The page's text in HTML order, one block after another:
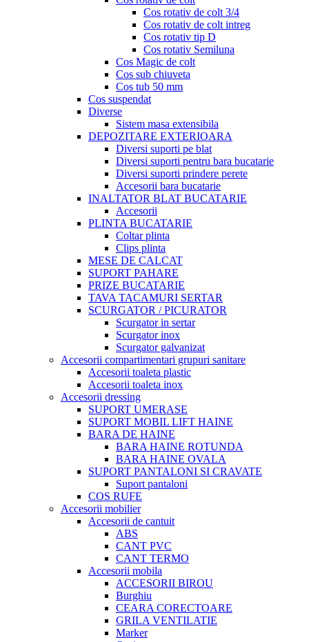
Cos rotativ de colt 3/4
Cos rotativ de colt intreg
Cos rotativ tip D
Cos rotativ Semiluna
Cos Magic de colt
Cos sub chiuveta
Cos tub 50 mm
Cos suspendat
Diverse
Sistem masa extensibila
DEPOZITARE EXTERIOARA
Diversi suporti pe blat
Diversi suporti pentru bara bucatarie
Diversi suporti prindere perete
Accesorii bara bucatarie
INALTATOR BLAT BUCATARIE
Accesorii
PLINTA BUCATARIE
Coltar plinta
Clips plinta
MESE DE CALCAT
SUPORT PAHARE
PRIZE BUCATARIE
TAVA TACAMURI SERTAR
SCURGATOR / PICURATOR
Scurgator in sertar
Scurgator inox
Scurgator galvanizat
Accesorii compartimentari grupuri sanitare
Accesorii toaleta plastic
Accesorii toaleta inox
Accesorii dressing
SUPORT UMERASE
SUPORT MOBIL LIFT HAINE
BARA DE HAINE
BARA HAINE ROTUNDA
BARA HAINE OVALA
SUPORT PANTALONI SI CRAVATE
Suport pantaloni
COS RUFE
Accesorii mobilier
Accesorii de cantuit
ABS
CANT PVC
CANT TERMO
Accesorii mobila
ACCESORII BIROU
Burghiu
CEARA CORECTOARE
GRILA VENTILATIE
Marker